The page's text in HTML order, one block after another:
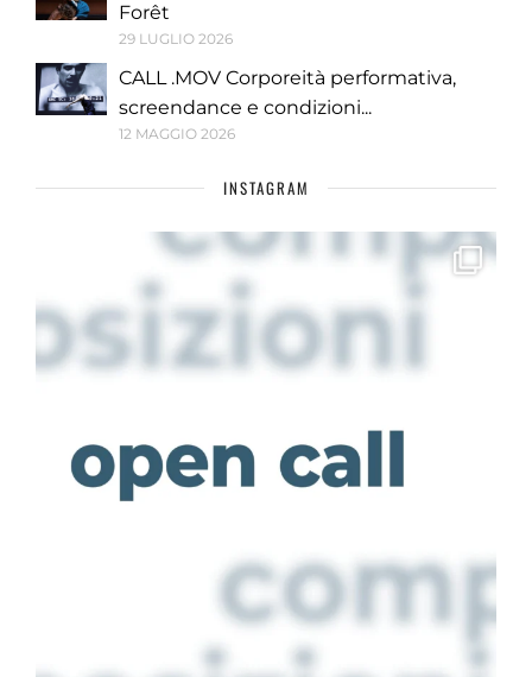
Forêt
29 LUGLIO 2026
CALL .MOV Corporeità performativa,
screendance e condizioni...
12 MAGGIO 2026
INSTAGRAM